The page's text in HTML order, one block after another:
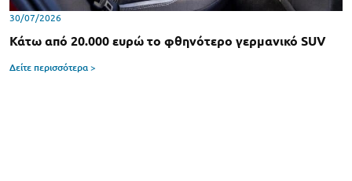
30/07/2026
Κάτω από 20.000 ευρώ το φθηνότερο γερμανικό SUV
Δείτε περισσότερα >